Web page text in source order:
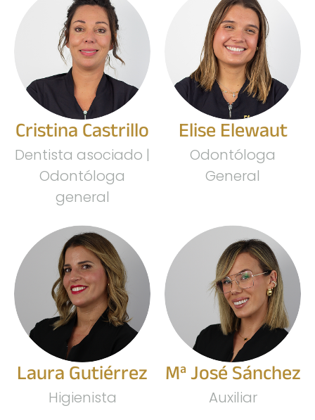
Cristina Castrillo
Dentista asociado |
Odontóloga
general
Elise Elewaut
Odontóloga
General
Laura Gutiérrez
Higienista
Mª José Sánchez
Auxiliar